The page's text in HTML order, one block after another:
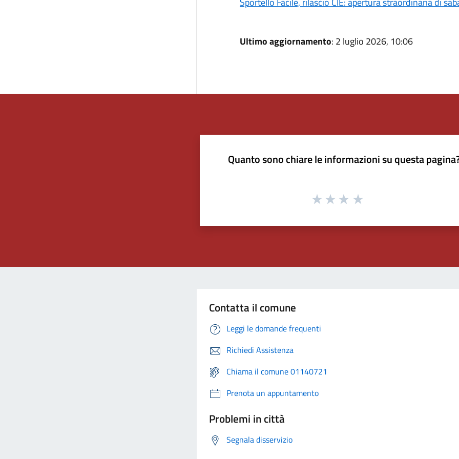
Ultimo aggiornamento: 2 luglio 2026, 10:06
Quanto sono chiare le informazioni su questa
Contatta il comune
Leggi le domande frequenti
Richiedi Assistenza
Chiama il comune 01140721
Prenota un appuntamento
Problemi in città
Segnala disservizio